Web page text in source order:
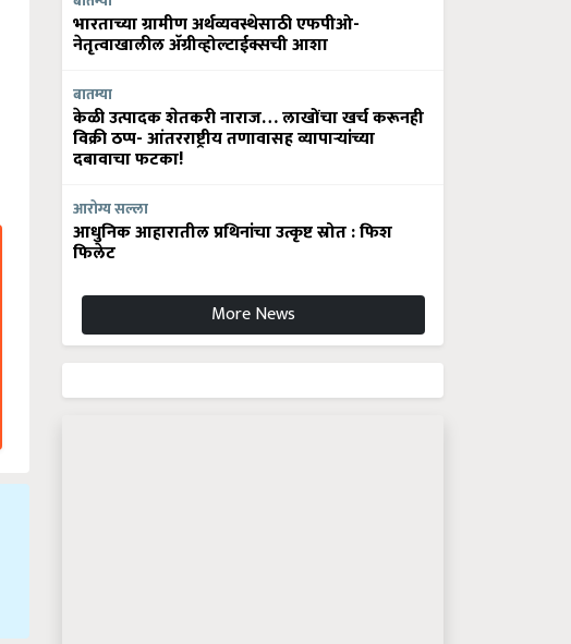
भारताच्या ग्रामीण अर्थव्यवस्थेसाठी एफपीओ-
नेतृत्वाखालील अ‍ॅग्रीव्होल्टाईक्सची आशा
बातम्या
केळी उत्पादक शेतकरी नाराज… लाखोंचा खर्च करूनही
विक्री ठप्प- आंतरराष्ट्रीय तणावासह व्यापाऱ्यांच्या
दबावाचा फटका!
आरोग्य सल्ला
आधुनिक आहारातील प्रथिनांचा उत्कृष्ट स्रोत : फिश
फिलेट
More News